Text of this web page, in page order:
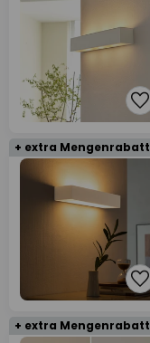
+ extra Mengenrabatt
+ extra Mengenrabatt